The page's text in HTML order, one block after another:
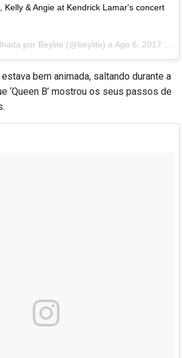
Kelly & Angie at Kendrick Lamar's concert
por Beylite (@beylite) a Ago 6, 2017 às 11:52 PDT
bem animada, saltando durante a
‘Queen B’ mostrou os seus passos de